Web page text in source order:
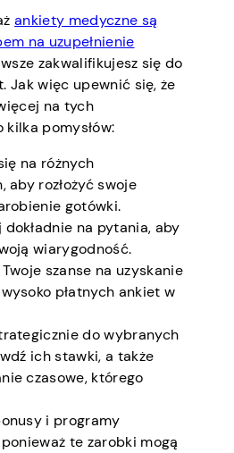
ankiety medyczne są
na uzupełnienie
zakwalifikujesz się do
Jak więc upewnić się, że
na tych
pomysłów:
na różnych
aby rozłożyć swoje
gotówki.
na pytania, aby
wiarygodność.
szanse na uzyskanie
płatnych ankiet w
do wybranych
ich stawki, a także
czasowe, którego
i programy
te zarobki mogą